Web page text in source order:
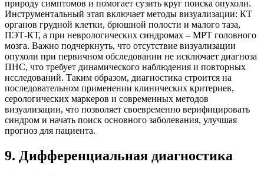
природу симптомов и помогает сузить круг поиска опухоли.
Инструментальный этап включает методы визуализации: КТ
органов грудной клетки, брюшной полости и малого таза,
ПЭТ-КТ, а при неврологических синдромах – МРТ головного
мозга. Важно подчеркнуть, что отсутствие визуализации
опухоли при первичном обследовании не исключает диагноза
ПНС, что требует динамического наблюдения и повторных
исследований. Таким образом, диагностика строится на
последовательном применении клинических критериев,
серологических маркеров и современных методов
визуализации, что позволяет своевременно верифицировать
синдром и начать поиск основного заболевания, улучшая
прогноз для пациента.
9. Дифференциальная диагностика